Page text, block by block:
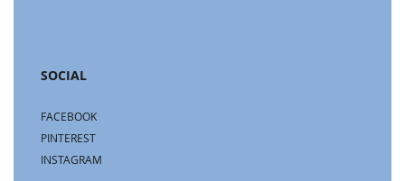
SOCIAL
FACEBOOK
PINTEREST
INSTAGRAM